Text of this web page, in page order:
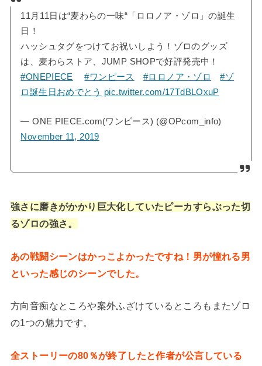
11月11日は“麦わらの一味“「ロロノア・ゾロ」の誕生
日！
ハッシュタグをつけてお祝いしよう！ゾロのグッズ
は、麦わらストア、JUMP SHOPで好評発売中！
#ONEPIECE
#ワンピース #ロロノア・ゾロ
#ゾ
ロ誕生日おめでとう
pic.twitter.com/17TdBLOxuP
— ONE PIECE.com(ワンピース) (@OPcom_info)
November 11, 2019
強さに磨きがかかり巨大化していたピーカすらぶった切
るゾロの強さ。
あの戦闘シーンはかっこよかったですね！男が憧れる男
といった感じのシーンでした。
方向音痴なところや案外ふざけているところもまたゾロ
の1つの魅力です。
全ストーリーの80％が終了したと作者が公言している